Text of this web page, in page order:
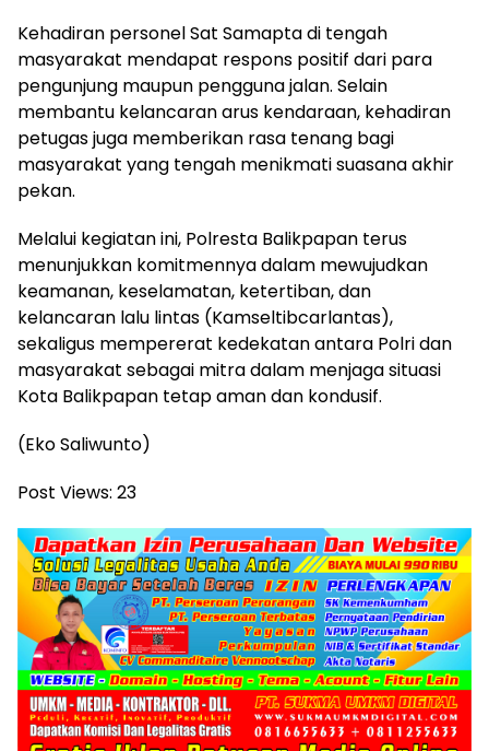
Kehadiran personel Sat Samapta di tengah
masyarakat mendapat respons positif dari para
pengunjung maupun pengguna jalan. Selain
membantu kelancaran arus kendaraan, kehadiran
petugas juga memberikan rasa tenang bagi
masyarakat yang tengah menikmati suasana akhir
pekan.
Melalui kegiatan ini, Polresta Balikpapan terus
menunjukkan komitmennya dalam mewujudkan
keamanan, keselamatan, ketertiban, dan
kelancaran lalu lintas (Kamseltibcarlantas),
sekaligus mempererat kedekatan antara Polri dan
masyarakat sebagai mitra dalam menjaga situasi
Kota Balikpapan tetap aman dan kondusif.
(Eko Saliwunto)
Post Views: 23